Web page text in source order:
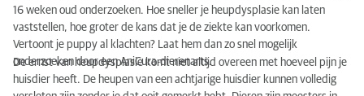
16 weken oud onderzoeken. Hoe sneller je heupdysplasie kan laten
vaststellen, hoe groter de kans dat je de ziekte kan voorkomen.
Vertoont je puppy al klachten? Laat hem dan zo snel mogelijk
onderzoeken door een AniCura-dierenarts.
De ernst van heupdysplasie komt niet altijd overeen met hoeveel pijn je
huisdier heeft. De heupen van een achtjarige huisdier kunnen volledig